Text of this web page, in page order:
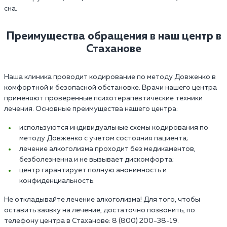
сна.
Преимущества обращения в наш центр в
Стаханове
Наша клиника проводит кодирование по методу Довженко в
комфортной и безопасной обстановке. Врачи нашего центра
применяют проверенные психотерапевтические техники
лечения. Основные преимущества нашего центра:
используются индивидуальные схемы кодирования по
методу Довженко с учетом состояния пациента;
лечение алкоголизма проходит без медикаментов,
безболезненна и не вызывает дискомфорта;
центр гарантирует полную анонимность и
конфиденциальность.
Не откладывайте лечение алкоголизма! Для того, чтобы
оставить заявку на лечение, достаточно позвонить, по
телефону центра в Стаханове: 8 (800) 200-38-19.